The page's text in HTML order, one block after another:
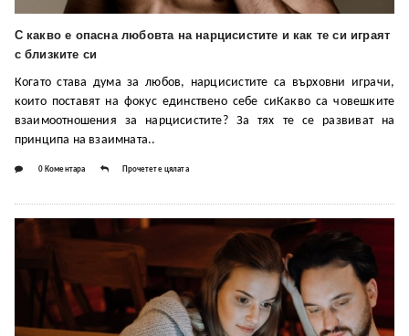
С какво е опасна любовта на нарцисистите и как те си играят
с близките си
Когато става дума за любов, нарцисистите са върховни играчи,
които поставят на фокус единствено себе сиКакво са човешките
взаимоотношения за нарцисистите? За тях те се развиват на
принципа на взаимната..
0 Коментара Прочетете цялата